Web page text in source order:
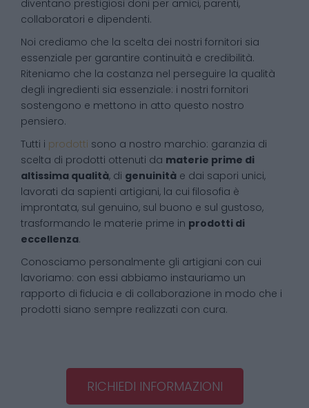
diventano prestigiosi doni per amici, parenti,
collaboratori e dipendenti.
Noi crediamo che la scelta dei nostri fornitori sia
essenziale per garantire continuità e credibilità.
Riteniamo che la costanza nel perseguire la qualità
degli ingredienti sia essenziale: i nostri fornitori
sostengono e mettono in atto questo nostro
pensiero.
Tutti i prodotti sono a nostro marchio: garanzia di
scelta di prodotti ottenuti da materie prime di
altissima qualità, di genuinità e dai sapori unici,
lavorati da sapienti artigiani, la cui filosofia è
improntata, sul genuino, sul buono e sul gustoso,
trasformando le materie prime in prodotti di
eccellenza.
Conosciamo personalmente gli artigiani con cui
lavoriamo: con essi abbiamo instauriamo un
rapporto di fiducia e di collaborazione in modo che i
prodotti siano sempre realizzati con cura.
RICHIEDI INFORMAZIONI